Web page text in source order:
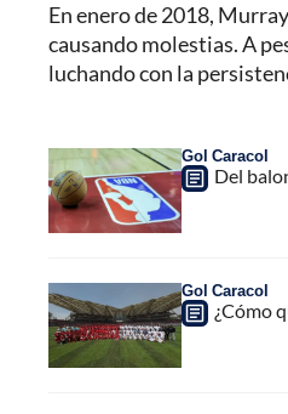
En enero de 2018,
causando molestias. A
luchando con la
Gol Caracol
Del
Gol Caracol
¿Cómo